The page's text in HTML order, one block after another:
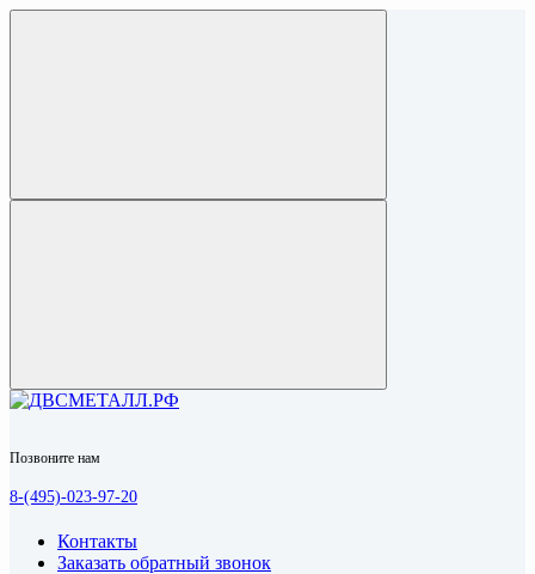
Позвоните нам
8-(495)-023-97-20
Контакты
Заказать обратный звонок